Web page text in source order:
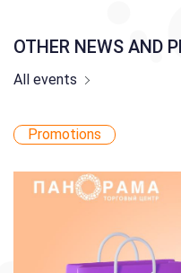
OTHER NEWS AND
All events
Promotions